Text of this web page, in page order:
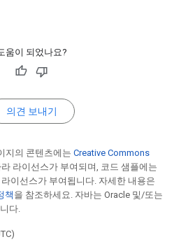
움이 되었나요?
의견 보내기
지의 콘텐츠에는 Creative Commons
라이선스가 부여되며, 코드 샘플에는
이선스가 부여됩니다. 자세한 내용은
책 을 참조하세요. 자바는 Oracle 및/또는
다.